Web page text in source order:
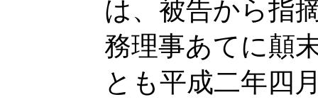
は、被告から指
務理事あてに顛
とも平成二年四